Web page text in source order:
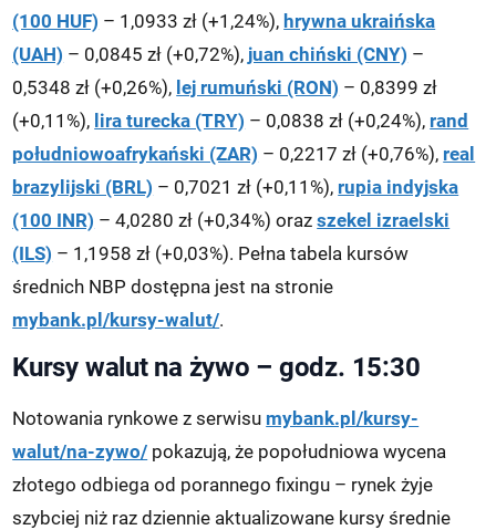
(100 HUF) – 1,0933 zł (+1,24%),hrywna ukraińska
(UAH) – 0,0845 zł (+0,72%), juan chiński (CNY) –
0,5348 zł (+0,26%), lej rumuński (RON) – 0,8399 zł
(+0,11%), lira turecka (TRY) – 0,0838 zł (+0,24%), rand
południowoafrykański (ZAR) – 0,2217 zł (+0,76%), real
brazylijski (BRL) – 0,7021 zł (+0,11%), rupia indyjska
(100 INR) – 4,0280 zł (+0,34%) orazszekel izraelski
(ILS) – 1,1958 zł (+0,03%). Pełna tabela kursów
średnich NBP dostępna jest na stronie
mybank.pl/kursy-walut/.
Kursy walut na żywo – godz. 15:30
Notowania rynkowe z serwisu mybank.pl/kursy-
walut/na-zywo/ pokazują, że popołudniowa wycena
złotego odbiega od porannego fixingu – rynek żyje
szybciej niż raz dziennie aktualizowane kursy średnie